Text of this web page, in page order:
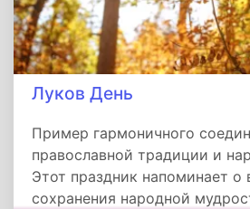
Луков День
Пример гармоничного
православной традиции и
Этот праздник напоминает о
сохранения народной